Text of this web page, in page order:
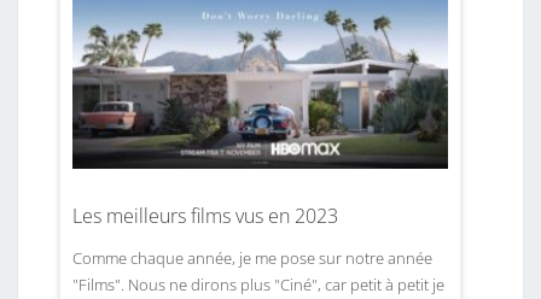
Les meilleurs films vus en 2023
Comme chaque année, je me pose sur notre année
"Films". Nous ne dirons plus "Ciné", car petit à petit je